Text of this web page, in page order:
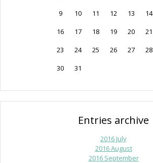
9
10 11 12 13 14
16
17 18 19 20 21
23
24 25 26 27 28
30
31
Entries archive
2016 July
2016 August
2016 September